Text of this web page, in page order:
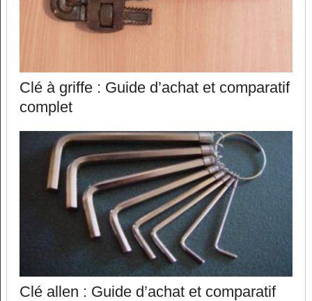
Clé à griffe : Guide d’achat et comparatif
complet
Clé allen : Guide d’achat et comparatif